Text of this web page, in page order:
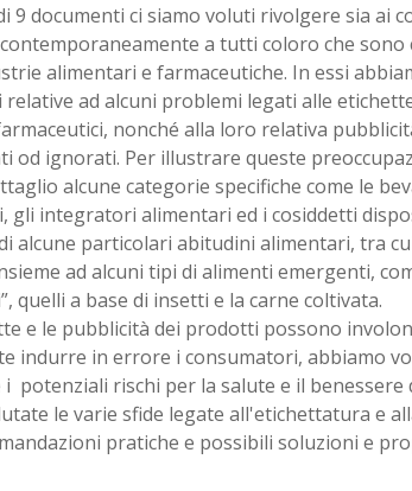
9 documenti ci siamo voluti rivolgere sia ai
a tutti coloro che
alimentari e farmaceutiche. In essi
ad alcuni problemi legati alle
nonché alla loro relativa
od ignorati. Per illustrare queste
alcune categorie specifiche come le
gli integratori alimentari ed i cosiddetti
alcune particolari abitudini alimentari, tra
ad alcuni tipi di alimenti emergenti,
quelli a base di insetti e la carne coltivata.
e le pubblicità dei prodotti possono
indurre in errore i consumatori, abbiamo
potenziali rischi per la salute e il benessere
le varie sfide legate all'etichettatura e
pratiche e possibili soluzioni e